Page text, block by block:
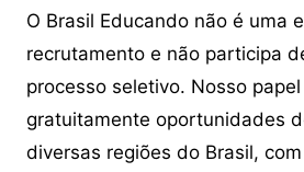
O Brasil Educando não é uma
recrutamento e não participa
processo seletivo. Nosso
gratuitamente oportunidades
diversas regiões do Brasil,